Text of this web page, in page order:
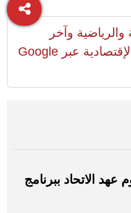
والرياضية وآخر
المستجدات السياسية والإقتصادية عبر Google
الاتحاد ببرنامج